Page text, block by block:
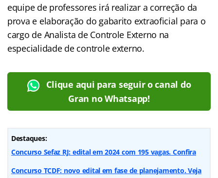
equipe de professores irá realizar a correção da
prova e elaboração do gabarito extraoficial para o
cargo de Analista de Controle Externo na
especialidade de controle externo.
Clique aqui para seguir o canal do
Gran no Whatsapp!
Destaques:
Concurso Sefaz RJ: edital em 2024 com 195 vagas. Confira
Concurso TCDF: novo edital em fase de planejamento. Veja